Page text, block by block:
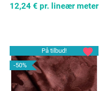
12,24 € pr. lineær meter
På tilbud!
-50%
favorite